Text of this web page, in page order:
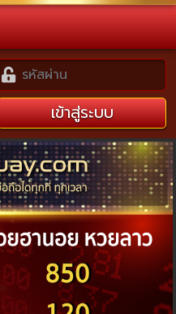
เข้าสู่ระบบ